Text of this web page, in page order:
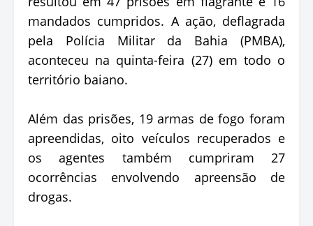
mandados cumpridos. A ação, deflagrada
pela Polícia Militar da Bahia (PMBA),
aconteceu na quinta-feira (27) em todo o
território baiano.
Além das prisões, 19 armas de fogo foram
apreendidas, oito veículos recuperados e
os agentes também cumpriram 27
ocorrências envolvendo apreensão de
drogas.